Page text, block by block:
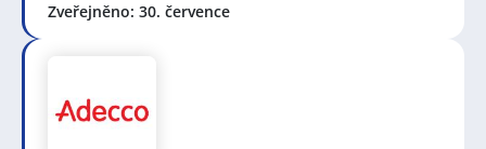
Zveřejněno: 30. července